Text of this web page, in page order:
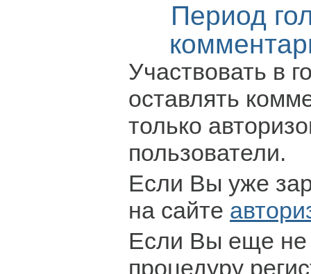
Период
Участвовать в
оставлять
только
пользователи.
Если Вы уже
на сайте
Если Вы еще не
процедуру